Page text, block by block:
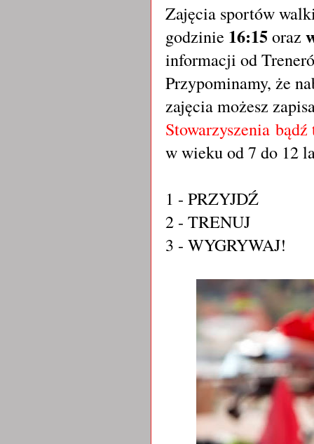
Zajęcia sportów
godzinie 16:15oraz
informacji od
Przypominamy, że
zajęcia możesz
Stowarzyszenia
w wieku od 7 do 12
1 - PRZYJDŹ
2 - TRENUJ
3 - WYGRYWAJ!